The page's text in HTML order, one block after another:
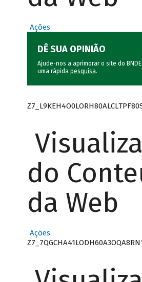
Ações
DÊ SUA OPINIÃO
Ajude-nos a aprimorar o site do
uma rápida pesquisa.
do
da Web
Ações